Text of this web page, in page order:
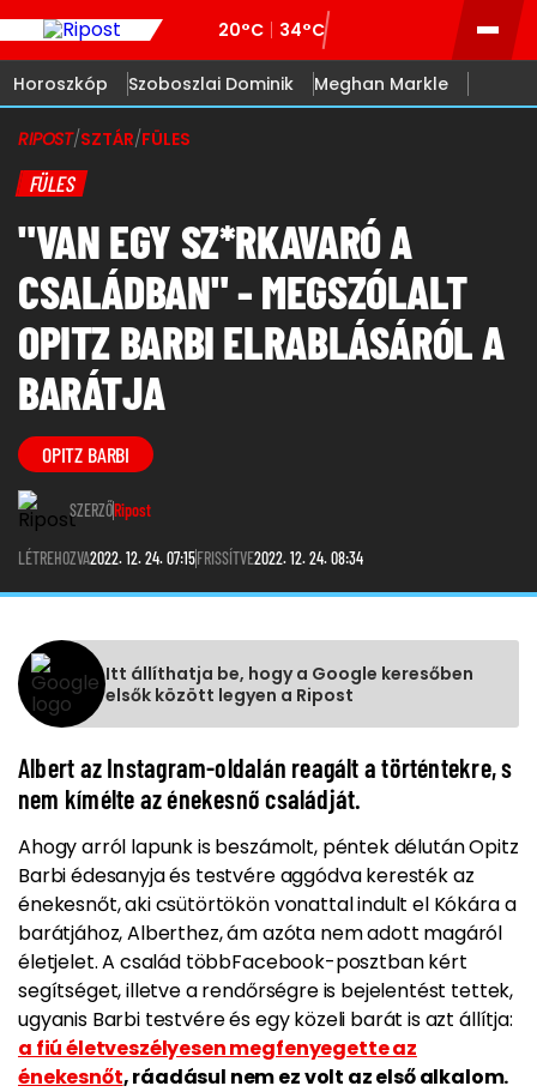
20°C 34°C
Horoszkóp Szoboszlai Dominik Meghan Markle
RIPOST/SZTÁR/FÜLES
FÜLES
"VAN EGY SZ*RKAVARÓ A
CSALÁDBAN" - MEGSZÓLALT
OPITZ BARBI ELRABLÁSÁRÓL A
BARÁTJA
OPITZ BARBI
SZERZŐRipost
LÉTREHOZVA2022. 12. 24. 07:15FRISSÍTVE2022. 12. 24. 08:34
Itt állíthatja be, hogy a Google keresőben
elsők között legyen a Ripost
Albert az Instagram-oldalán reagált a történtekre, s
nem kímélte az énekesnő családját.
Ahogy arról lapunk is beszámolt, péntek délután Opitz
Barbi édesanyja és testvére aggódva keresték az
énekesnőt, aki csütörtökön vonattal indult el Kókára a
barátjához, Alberthez, ám azóta nem adott magáról
életjelet. A család többFacebook-posztban kért
segítséget, illetve a rendőrségre is bejelentést tettek,
ugyanis Barbi testvére és egy közeli barát is azt állítja:
a fiú életveszélyesen megfenyegette az
énekesnőt, ráadásul nem ez volt az első alkalom.